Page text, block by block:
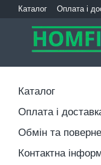
Перейти до основного
Каталог Оплата і
Каталог
Оплата і
Обмін та
Контактна